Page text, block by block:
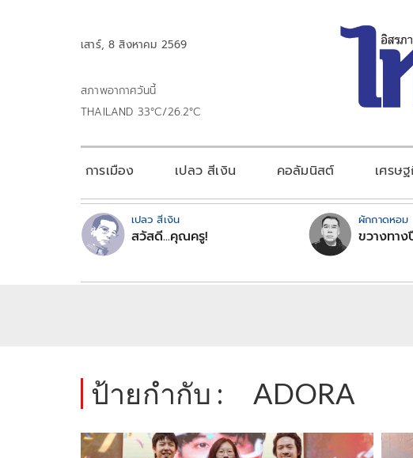
เสาร์, 8 สิงหาคม 2569
สภาพอากาศวันนี้
THAILAND 33°C/26.2°C
การเมือง เปลว สีเงิน คอลัมนิสต์ เศรษ
เปลว สีเงิน
สวัสดี...คุณครู!
ผักกาดหอม
ขวางทาง
ป้ายกำกับ : ADORA